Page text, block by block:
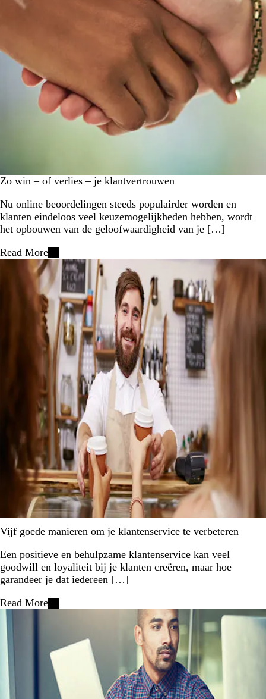
Zo win – of verlies – je klantvertrouwen
Nu online beoordelingen steeds populairder worden en
klanten eindeloos veel keuzemogelijkheden hebben, wordt
het opbouwen van de geloofwaardigheid van je […]
Read More
Vijf goede manieren om je klantenservice te verbeteren
Een positieve en behulpzame klantenservice kan veel
goodwill en loyaliteit bij je klanten creëren, maar hoe
garandeer je dat iedereen […]
Read More